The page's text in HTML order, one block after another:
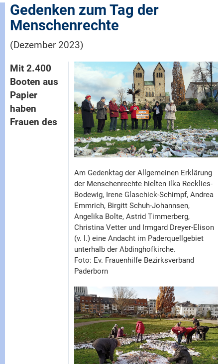
Gedenken zum Tag der
Menschenrechte
(Dezember 2023)
Am Gedenktag der Allgemeinen Erklärung
der Menschenrechte hielten Ilka Recklies-
Bodewig, Irene Glaschick-Schimpf, Andrea
Emmrich, Birgitt Schuh-Johannsen,
Angelika Bolte, Astrid Timmerberg,
Christina Vetter und Irmgard Dreyer-Elison
(v. l.) eine Andacht im Paderquellgebiet
unterhalb der Abdinghofkirche.
Foto: Ev. Frauenhilfe Bezirksverband
Paderborn
Mit 2.400
Booten aus
Papier
haben
Frauen des